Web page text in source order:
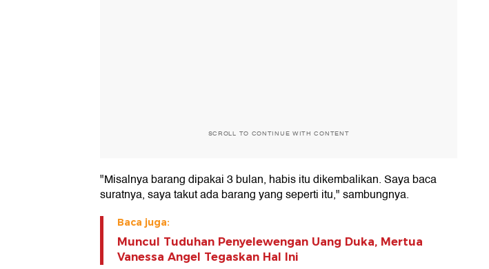
SCROLL TO CONTINUE WITH CONTENT
"Misalnya barang dipakai 3 bulan, habis itu dikembalikan. Saya baca
suratnya, saya takut ada barang yang seperti itu," sambungnya.
Baca juga:
Muncul Tuduhan Penyelewengan Uang Duka, Mertua
Vanessa Angel Tegaskan Hal Ini